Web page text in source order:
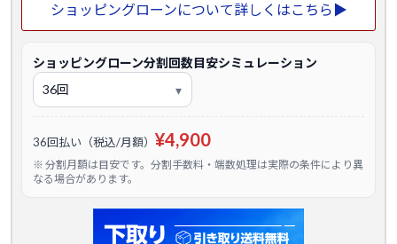
ショッピングローンについて詳しくはこちら▶
ショッピングローン分割回数目安シミュレーション
36回払い（税込/月額） ¥4,900
※ 分割月額は目安です。分割手数料・端数処理は実際の条件により異
なる場合があります。